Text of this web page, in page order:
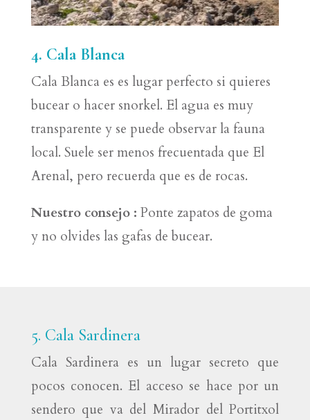
4. Cala Blanca
Cala Blanca es es lugar perfecto si quieres
bucear o hacer snorkel. El agua es muy
transparente y se puede observar la fauna
local. Suele ser menos frecuentada que El
Arenal, pero recuerda que es de rocas.
Nuestro consejo : Ponte zapatos de goma
y no olvides las gafas de bucear.
5. Cala Sardinera
Cala Sardinera es un lugar secreto que
pocos conocen. El acceso se hace por un
sendero que va del Mirador del Portitxol